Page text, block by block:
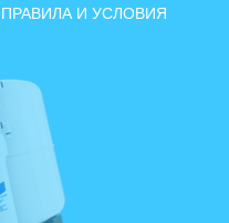
ПРАВИЛА И УСЛОВИЯ